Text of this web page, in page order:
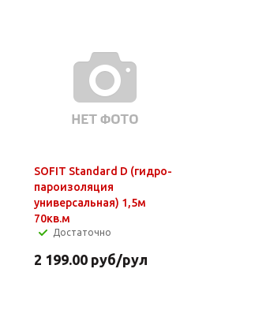
SOFIT Standard D (гидро-
пароизоляция
универсальная) 1,5м
70кв.м
Достаточно
2 199.00руб/рул